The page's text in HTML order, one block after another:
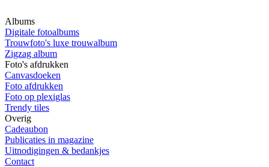
Albums
Digitale fotoalbums
Trouwfoto's luxe trouwalbum
Zigzag album
Foto's afdrukken
Canvasdoeken
Foto afdrukken
Foto op plexiglas
Trendy tiles
Overig
Cadeaubon
Publicaties in magazine
Uitnodigingen & bedankjes
Contact